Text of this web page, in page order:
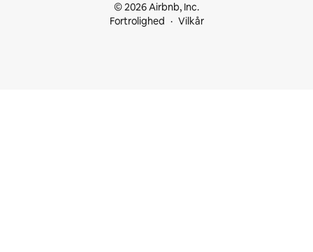
© 2026 Airbnb, Inc.
Fortrolighed
Vilkår